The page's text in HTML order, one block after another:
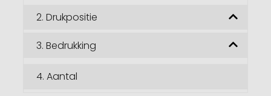
2. Drukpositie
3. Bedrukking
4. Aantal